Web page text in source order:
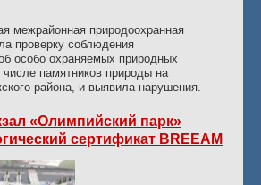
межрайонная природоохранная
проверку соблюдения
особо охраняемых природных
числе памятников природы на
района, и выявила нарушения.
«Олимпийский парк»
сертификат BREEAM